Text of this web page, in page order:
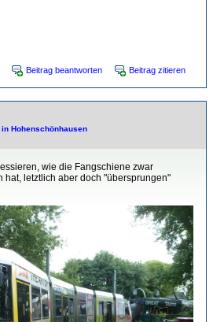
Beitrag beantworten Beitrag zitieren
Hohenschönhausen
wie die Fangschiene zwar
hat, letztlich aber doch "übersprungen"